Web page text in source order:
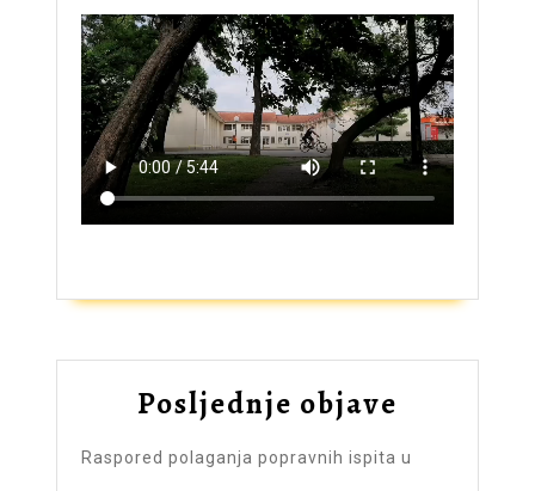
Posljednje objave
Raspored polaganja popravnih ispita u